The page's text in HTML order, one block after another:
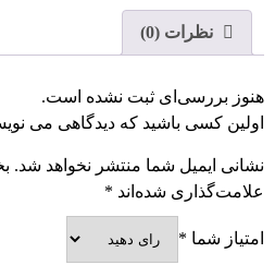
نظرات (0)
هنوز بررسی‌ای ثبت نشده است.
اولین کسی باشید که دیدگاهی می
نشانی ایمیل شما منتشر نخواهد شد.
علامت‌گذاری شده‌اند *
امتیاز شما *